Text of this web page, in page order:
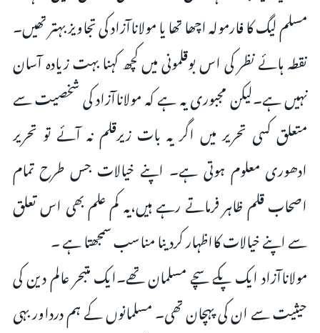
مسلم لیگ کا فارمولہ اچھا تھا یا مولاناآزاد کی تجاویز بہتر تھیں۔
نقطہ ہائے نظر کی اس بوقلمونی میں کچھ کہنا بہت زیادہ آسان
نہیں ہے۔لیکن مجبوری یہ ہے کہ مولاناآزاد کی شخصیت سے
متعلق کسی تحریر میں اگر یہ بات زیرقلم نہ آئے تو تحریر
ادھوری معلوم ہوتی ہے۔ اپنے خیالات جس طرح تمام
اصحاب قلم ظاہر فرماتے رہے ہیں،یہ کم علم بھی اس تعلق
سے اپنے خیالات کااظہار کردینا مناسب سمجھتا ہے ۔
مولاناآزاد ایک پکے سچے مسلمان تھے۔ایک متبحر عالم دین کی
حیثیت سے ان کی پہچان تھی۔ مسلمانوں کے ہم درداور بہی